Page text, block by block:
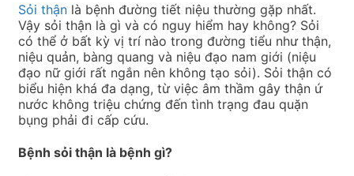
Sỏi thận là bệnh đường tiết niệu thường gặp nhất.
Vậy sỏi thận là gì và có nguy hiểm hay không? Sỏi
có thể ở bất kỳ vị trí nào trong đường tiểu như thận,
niệu quản, bàng quang và niệu đạo nam giới (niệu
đạo nữ giới rất ngắn nên không tạo sỏi). Sỏi thận có
biểu hiện khá đa dạng, từ việc âm thầm gây thận ứ
nước không triệu chứng đến tình trạng đau quặn
bụng phải đi cấp cứu.
Bệnh sỏi thận là bệnh gì?